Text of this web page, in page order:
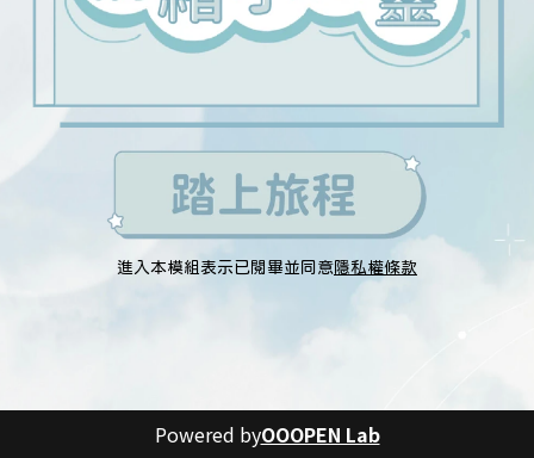
進入本模組表示已閱畢並同意隱私權條款
Powered byOOOPEN Lab